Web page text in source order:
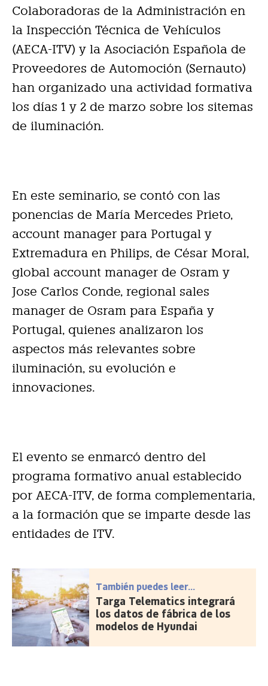
Colaboradoras de la Administración en
la Inspección Técnica de Vehículos
(AECA-ITV) y la Asociación Española de
Proveedores de Automoción (Sernauto)
han organizado una actividad formativa
los días 1 y 2 de marzo sobre los sitemas
de iluminación.
En este seminario, se contó con las
ponencias de María Mercedes Prieto,
account manager para Portugal y
Extremadura en Philips, de César Moral,
global account manager de Osram y
Jose Carlos Conde, regional sales
manager de Osram para España y
Portugal, quienes analizaron los
aspectos más relevantes sobre
iluminación, su evolución e
innovaciones.
El evento se enmarcó dentro del
programa formativo anual establecido
por AECA-ITV, de forma complementaria,
a la formación que se imparte desde las
entidades de ITV.
También puedes leer...
Targa Telematics integrará
los datos de fábrica de los
modelos de Hyundai